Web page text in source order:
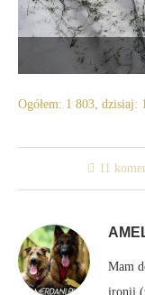
Ogółem: 1 803, dzisiaj:
11
Mam
ironii